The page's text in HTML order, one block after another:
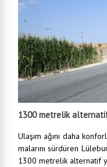
1300 metrelik
Ulaşım ağını daha
malarını sürdüren
1300 metrelik alternatif